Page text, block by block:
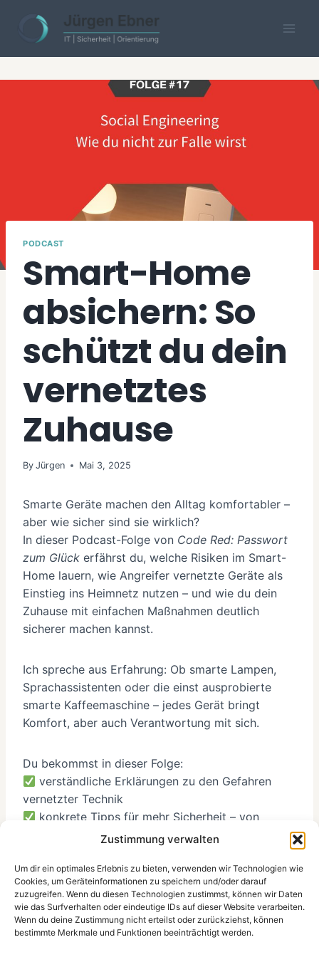
Zustimmung verwalten
Um dir ein optimales Erlebnis zu bieten, verwenden wir Technologien wie
Cookies, um Geräteinformationen zu speichern und/oder darauf
zuzugreifen. Wenn du diesen Technologien zustimmst, können wir Daten
wie das Surfverhalten oder eindeutige IDs auf dieser Website verarbeiten.
Wenn du deine Zustimmung nicht erteilst oder zurückziehst, können
bestimmte Merkmale und Funktionen beeinträchtigt werden.
content
PODCAST
Smart-Home
absichern: So
schützt du dein
vernetztes
Zuhause
By Jürgen Mai 3, 2025
Smarte Geräte machen den Alltag komfortabler –
aber wie sicher sind sie wirklich?
In dieser Podcast-Folge von Code Red: Passwort
zum Glück erfährst du, welche Risiken im Smart-
Home lauern, wie Angreifer vernetzte Geräte als
Einstieg ins Heimnetz nutzen – und wie du dein
Zuhause mit einfachen Maßnahmen deutlich
sicherer machen kannst.
Ich spreche aus Erfahrung: Ob smarte Lampen,
Sprachassistenten oder die einst ausprobierte
smarte Kaffeemaschine – jedes Gerät bringt
Komfort, aber auch Verantwortung mit sich.
Du bekommst in dieser Folge:
verständliche Erklärungen zu den Gefahren
vernetzter Technik
konkrete Tipps für mehr Sicherheit – von
Netzwerksegmentierung bis Update-Strategien
du sofort umsetzen kannst
Jetzt reinhören, Smart Home absichern – und mit
einem besseren Gefühl vernetzt leben.